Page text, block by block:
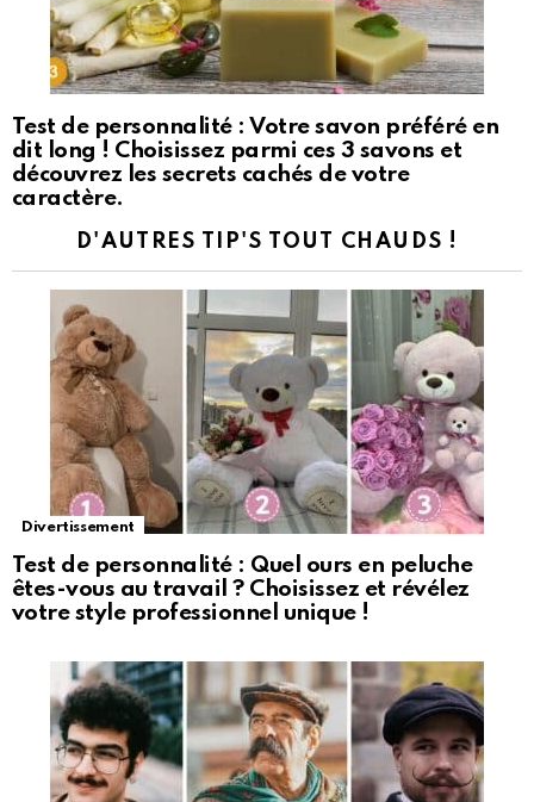
Test de personnalité : Votre savon préféré en
dit long ! Choisissez parmi ces 3 savons et
découvrez les secrets cachés de votre
caractère.
D'AUTRES TIP'S TOUT CHAUDS !
Divertissement
Test de personnalité : Quel ours en peluche
êtes-vous au travail ? Choisissez et révélez
votre style professionnel unique !